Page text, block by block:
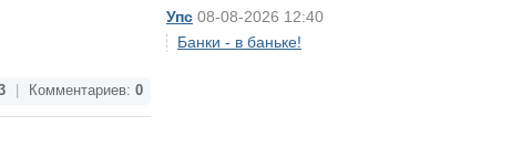
Упс 08-08-2026 12:40
Банки - в баньке!
Комментариев: 0